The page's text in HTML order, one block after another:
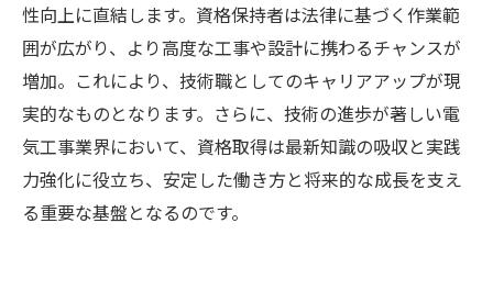
性向上に直結します。資格保持者は法律に基づく作業範
囲が広がり、より高度な工事や設計に携わるチャンスが
増加。これにより、技術職としてのキャリアアップが現
実的なものとなります。さらに、技術の進歩が著しい電
気工事業界において、資格取得は最新知識の吸収と実践
力強化に役立ち、安定した働き方と将来的な成長を支え
る重要な基盤となるのです。